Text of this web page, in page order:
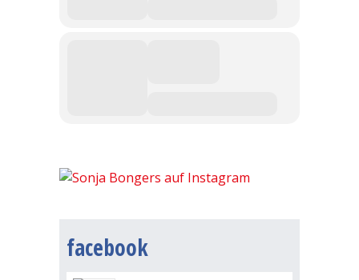
facebook